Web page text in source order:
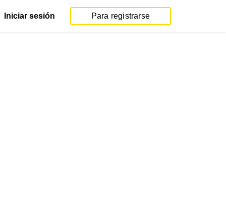
Iniciar sesión Para registrarse